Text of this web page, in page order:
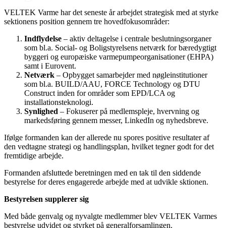
VELTEK Varme har det seneste år arbejdet strategisk med at styrke
sektionens position gennem tre hovedfokusområder:
Indflydelse – aktiv deltagelse i centrale beslutningsorganer
som bl.a. Social- og Boligstyrelsens netværk for bæredygtigt
byggeri og europæiske varmepumpeorganisationer (EHPA)
samt i Eurovent.
Netværk – Opbygget samarbejder med nøgleinstitutioner
som bl.a. BUILD/AAU, FORCE Technology og DTU
Construct inden for områder som EPD/LCA og
installationsteknologi.
Synlighed – Fokuserer på medlemspleje, hvervning og
markedsføring gennem messer, LinkedIn og nyhedsbreve.
Ifølge formanden kan der allerede nu spores positive resultater af
den vedtagne strategi og handlingsplan, hvilket tegner godt for det
fremtidige arbejde.
Formanden afsluttede beretningen med en tak til den siddende
bestyrelse for deres engagerede arbejde med at udvikle sktionen.
Bestyrelsen supplerer sig
Med både genvalg og nyvalgte medlemmer blev VELTEK Varmes
bestyrelse udvidet og styrket på generalforsamlingen.